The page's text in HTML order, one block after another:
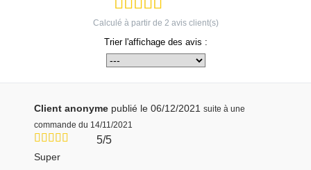
Calculé à partir de 2 avis client(s)
Trier l'affichage des avis :
Client anonyme publié le 06/12/2021 suite à une
commande du 14/11/2021
5/5
Super